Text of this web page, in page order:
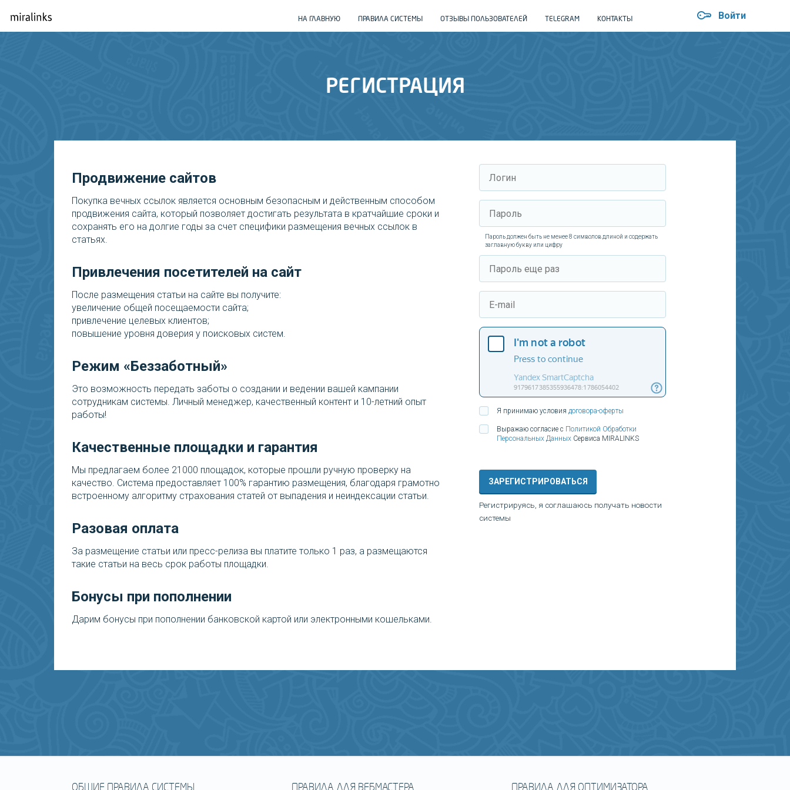
НА ГЛАВНУЮ ПРАВИЛА СИСТЕМЫ ОТЗЫВЫ ПОЛЬЗОВАТЕЛЕЙ TELEGRAM КОНТАКТЫ Войти
РЕГИСТРАЦИЯ
Продвижение сайтов
Покупка вечных ссылок является основным безопасным и действенным способом
продвижения сайта, который позволяет достигать результата в кратчайшие сроки и
сохранять его на долгие годы за счет специфики размещения вечных ссылок в
статьях.
Привлечения посетителей на сайт
После размещения статьи на сайте вы получите:
увеличение общей посещаемости сайта;
привлечение целевых клиентов;
повышение уровня доверия у поисковых систем.
Режим «Беззаботный»
Это возможность передать заботы о создании и ведении вашей кампании
сотрудникам системы. Личный менеджер, качественный контент и 10-летний опыт
работы!
Качественные площадки и гарантия
Мы предлагаем более 21000 площадок, которые прошли ручную проверку на
качество. Система предоставляет 100% гарантию размещения, благодаря грамотно
встроенному алгоритму страхования статей от выпадения и неиндексации статьи.
Разовая оплата
За размещение статьи или пресс-релиза вы платите только 1 раз, а размещаются
такие статьи на весь срок работы площадки.
Бонусы при пополнении
Дарим бонусы при пополнении банковской картой или электронными кошельками.
Пароль должен быть не менее 8 символов длиной и содержать
заглавную букву или цифру
Я принимаю условия договора-оферты
Выражаю согласие с Политикой Обработки
Персональных Данных Сервиса MIRALINKS
ЗАРЕГИСТРИРОВАТЬСЯ
Регистрируясь, я соглашаюсь получать новости
системы
ОБЩИЕ ПРАВИЛА СИСТЕМЫ ПРАВИЛА ДЛЯ ВЕБМАСТЕРА ПРАВИЛА ДЛЯ ОПТИМИЗАТОРА